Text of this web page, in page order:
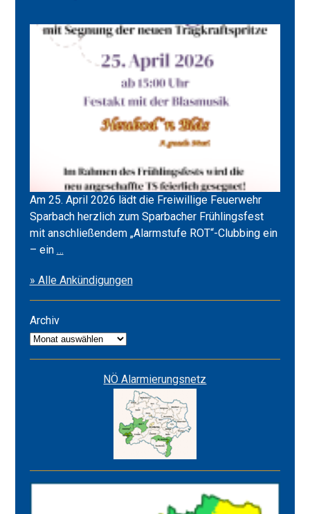
Am 25. April 2026 lädt die Freiwillige Feuerwehr
Sparbach herzlich zum Sparbacher Frühlingsfest
mit anschließendem „Alarmstufe ROT“-Clubbing ein
– ein …Frühlingsfest
&
Alarmstufe
» Alle Ankündigungen
Archiv
Archiv
NÖ Alarmierungsnetz